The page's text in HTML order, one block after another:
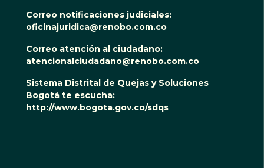
Correo notificaciones judiciales:
oficinajuridica@renobo.com.co
Correo atención al ciudadano:
atencionalciudadano@renobo.com.co
Sistema Distrital de Quejas y Soluciones
Bogotá te escucha:
http://www.bogota.gov.co/sdqs